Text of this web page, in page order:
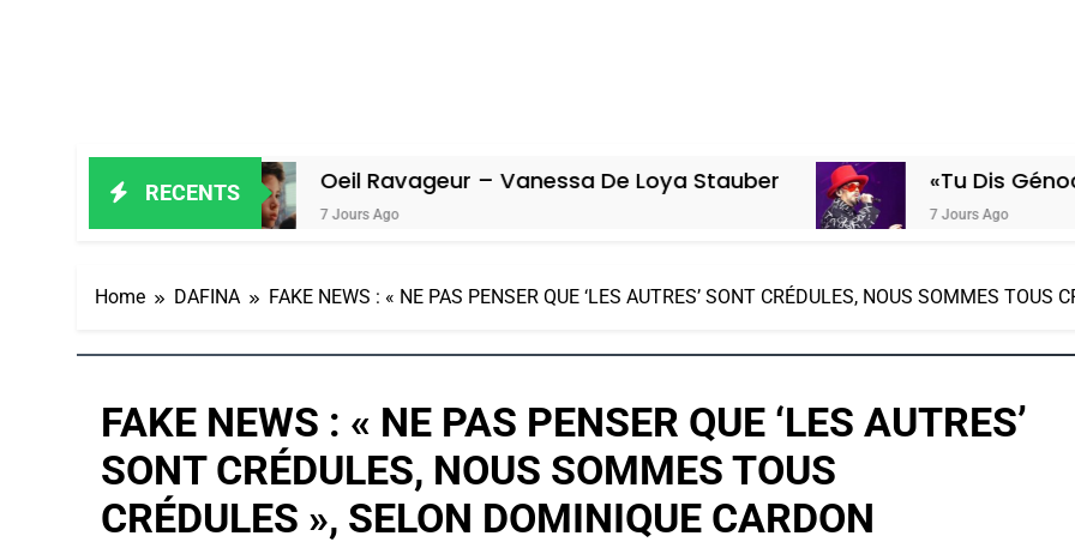
RECENTS
Oeil Ravageur – Vanessa De Loya Stauber «Tu Dis Génocide, Je Dis
7 Jours Ago
Home DAFINA FAKE NEWS : « NE PAS PENSER QUE ‘LES AUTRES’ SONT CRÉDULES, NOUS SOMMES TOUS
FAKE NEWS : « NE PAS PENSER QUE ‘LES AUTRES’
SONT CRÉDULES, NOUS SOMMES TOUS
CRÉDULES », SELON DOMINIQUE CARDON